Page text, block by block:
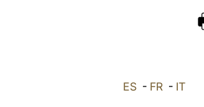
ES- FR- IT